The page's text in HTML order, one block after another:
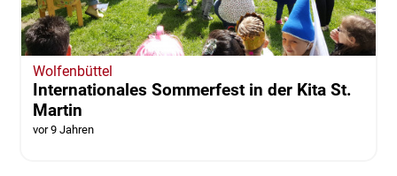
Wolfenbüttel
Internationales Sommerfest in der Kita St.
Martin
vor 9 Jahren